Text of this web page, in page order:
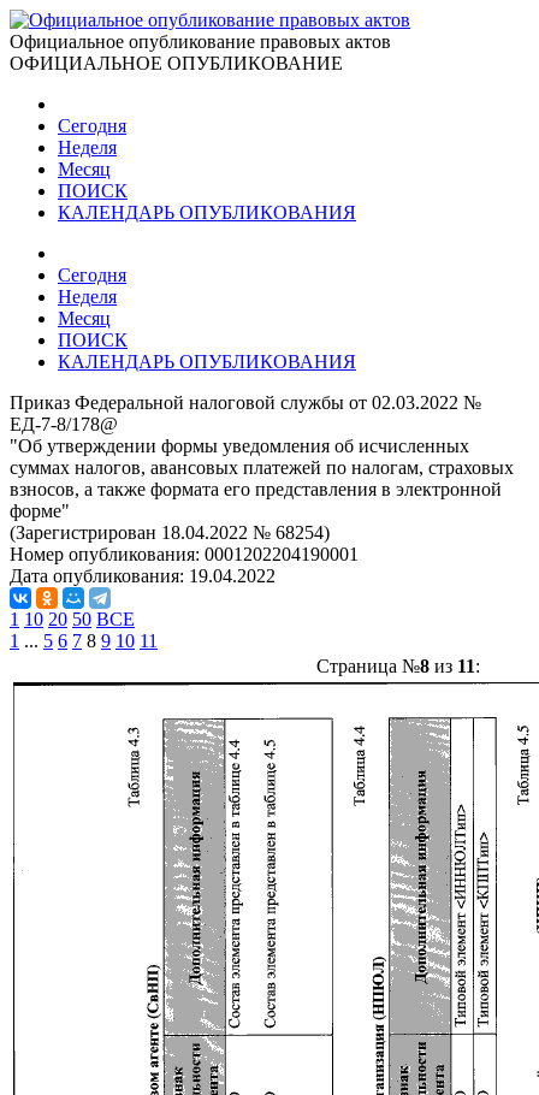
Официальное опубликование правовых актов
ОФИЦИАЛЬНОЕ ОПУБЛИКОВАНИЕ
Сегодня
Неделя
Месяц
ПОИСК
КАЛЕНДАРЬ ОПУБЛИКОВАНИЯ
Сегодня
Неделя
Месяц
ПОИСК
КАЛЕНДАРЬ ОПУБЛИКОВАНИЯ
Приказ Федеральной налоговой службы от 02.03.2022 №
ЕД-7-8/178@
"Об утверждении формы уведомления об исчисленных
суммах налогов, авансовых платежей по налогам, страховых
взносов, а также формата его представления в электронной
форме"
(Зарегистрирован 18.04.2022 № 68254)
Номер опубликования: 0001202204190001
Дата опубликования: 19.04.2022
1 10 20 50 ВСЕ
1 ... 5 6 7 8 9 10 11
Страница №8 из 11: